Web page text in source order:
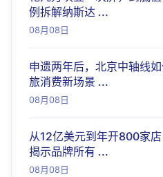
例拆解纳斯达 ...
08月08日
申遗两年后，北京中轴线
旅消费新场景 ...
08月08日
从12亿美元到年开800家
揭示品牌所有 ...
08月08日